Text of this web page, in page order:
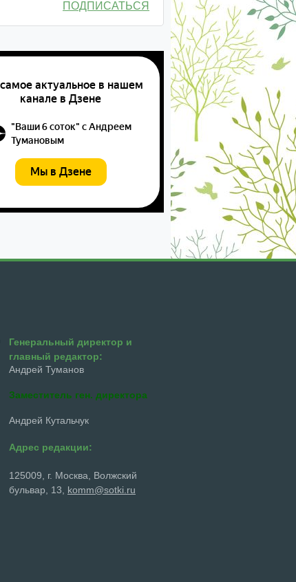
ПОДПИСАТЬСЯ
Генеральный директор и
главный редактор:
Андрей Туманов
Заместитель ген. директора
Андрей Кутальчук
Адрес редакции:
125009, г. Москва, Волжский
бульвар, 13, komm@sotki.ru